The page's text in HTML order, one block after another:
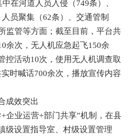
在河道人员入侵（749条）、
员聚集（62条）、交通管制
监管等方面；截至目前，平台共
余次，无人机应急起飞150余
控活动10次，使用无人机调查取
时喊话700余次，播放宣传内容
成效突出
企业运营+部门共享”机制，在县
级设置指导室、村级设置管理